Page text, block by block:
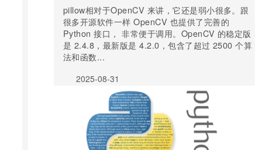
pillow相对于OpenCV 来讲，它还是弱小很多。跟
很多开源软件一样 OpenCV 也提供了完善的
Python 接口， 非常便于调用。OpenCV 的稳定版
是 2.4.8，最新版是 4.2.0，包含了超过 2500 个算
法和函数...
2025-08-31